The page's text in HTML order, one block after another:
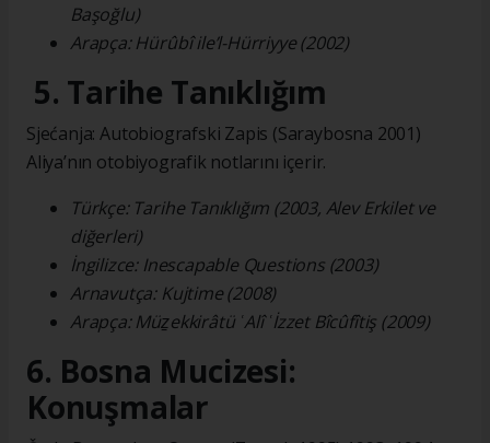
Başoğlu)
Arapça: Hürûbî ile’l-Hürriyye (2002)
5. Tarihe Tanıklığım
Sjećanja: Autobiografski Zapis (Saraybosna 2001)
Aliya’nın otobiyografik notlarını içerir.
Türkçe: Tarihe Tanıklığım (2003, Alev Erkilet ve
diğerleri)
İngilizce: Inescapable Questions (2003)
Arnavutça: Kujtime (2008)
Arapça: Müẕekkirâtü ʿAlî ʿİzzet Bîcûfîtiş (2009)
6. Bosna Mucizesi:
Konuşmalar